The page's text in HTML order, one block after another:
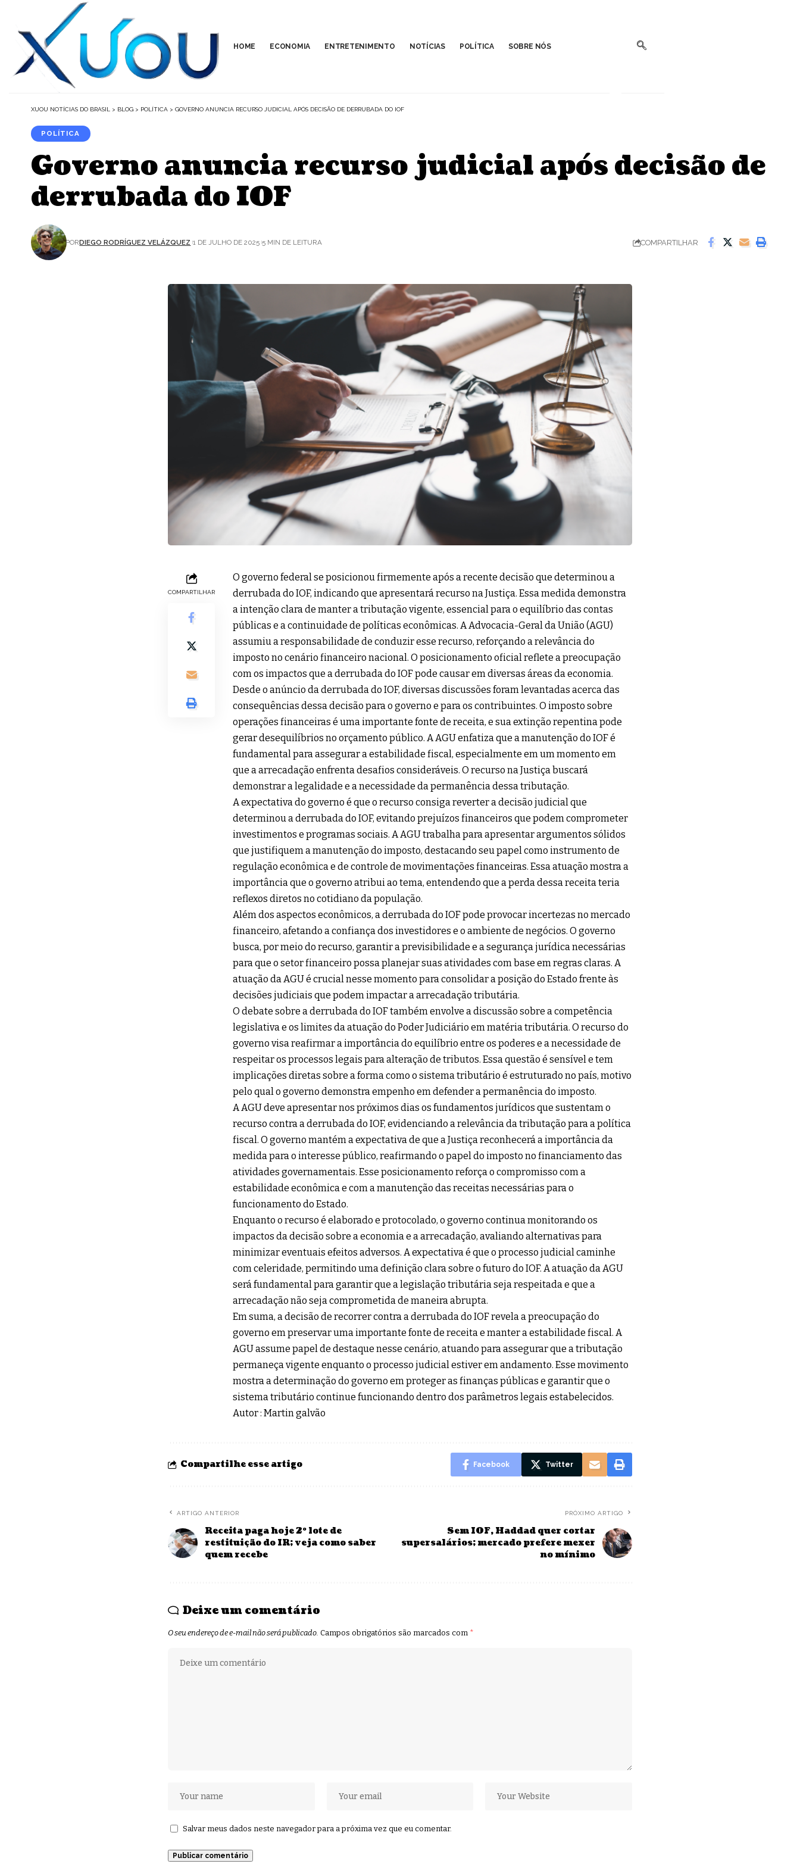
HOME ECONOMIA ENTRETENIMENTO NOTÍCIAS POLÍTICA SOBRE NÓS
XUOU NOTÍCIAS DO BRASIL > BLOG > POLÍTICA > GOVERNO ANUNCIA RECURSO JUDICIAL APÓS DECISÃO DE DERRUBADA DO IOF
POLÍTICA
Governo anuncia recurso judicial após decisão de
derrubada do IOF
PORDIEGO RODRÍGUEZ VELÁZQUEZ 1 DE JULHO DE 2025 5 MIN DE LEITURA COMPARTILHAR
COMPARTILHAR
O governo federal se posicionou firmemente após a recente decisão que determinou a
derrubada do IOF, indicando que apresentará recurso na Justiça. Essa medida demonstra
a intenção clara de manter a tributação vigente, essencial para o equilíbrio das contas
públicas e a continuidade de políticas econômicas. A Advocacia-Geral da União (AGU)
assumiu a responsabilidade de conduzir esse recurso, reforçando a relevância do
imposto no cenário financeiro nacional. O posicionamento oficial reflete a preocupação
com os impactos que a derrubada do IOF pode causar em diversas áreas da economia.
Desde o anúncio da derrubada do IOF, diversas discussões foram levantadas acerca das
consequências dessa decisão para o governo e para os contribuintes. O imposto sobre
operações financeiras é uma importante fonte de receita, e sua extinção repentina pode
gerar desequilíbrios no orçamento público. A AGU enfatiza que a manutenção do IOF é
fundamental para assegurar a estabilidade fiscal, especialmente em um momento em
que a arrecadação enfrenta desafios consideráveis. O recurso na Justiça buscará
demonstrar a legalidade e a necessidade da permanência dessa tributação.
A expectativa do governo é que o recurso consiga reverter a decisão judicial que
determinou a derrubada do IOF, evitando prejuízos financeiros que podem comprometer
investimentos e programas sociais. A AGU trabalha para apresentar argumentos sólidos
que justifiquem a manutenção do imposto, destacando seu papel como instrumento de
regulação econômica e de controle de movimentações financeiras. Essa atuação mostra a
importância que o governo atribui ao tema, entendendo que a perda dessa receita teria
reflexos diretos no cotidiano da população.
Além dos aspectos econômicos, a derrubada do IOF pode provocar incertezas no mercado
financeiro, afetando a confiança dos investidores e o ambiente de negócios. O governo
busca, por meio do recurso, garantir a previsibilidade e a segurança jurídica necessárias
para que o setor financeiro possa planejar suas atividades com base em regras claras. A
atuação da AGU é crucial nesse momento para consolidar a posição do Estado frente às
decisões judiciais que podem impactar a arrecadação tributária.
O debate sobre a derrubada do IOF também envolve a discussão sobre a competência
legislativa e os limites da atuação do Poder Judiciário em matéria tributária. O recurso do
governo visa reafirmar a importância do equilíbrio entre os poderes e a necessidade de
respeitar os processos legais para alteração de tributos. Essa questão é sensível e tem
implicações diretas sobre a forma como o sistema tributário é estruturado no país, motivo
pelo qual o governo demonstra empenho em defender a permanência do imposto.
A AGU deve apresentar nos próximos dias os fundamentos jurídicos que sustentam o
recurso contra a derrubada do IOF, evidenciando a relevância da tributação para a política
fiscal. O governo mantém a expectativa de que a Justiça reconhecerá a importância da
medida para o interesse público, reafirmando o papel do imposto no financiamento das
atividades governamentais. Esse posicionamento reforça o compromisso com a
estabilidade econômica e com a manutenção das receitas necessárias para o
funcionamento do Estado.
Enquanto o recurso é elaborado e protocolado, o governo continua monitorando os
impactos da decisão sobre a economia e a arrecadação, avaliando alternativas para
minimizar eventuais efeitos adversos. A expectativa é que o processo judicial caminhe
com celeridade, permitindo uma definição clara sobre o futuro do IOF. A atuação da AGU
será fundamental para garantir que a legislação tributária seja respeitada e que a
arrecadação não seja comprometida de maneira abrupta.
Em suma, a decisão de recorrer contra a derrubada do IOF revela a preocupação do
governo em preservar uma importante fonte de receita e manter a estabilidade fiscal. A
AGU assume papel de destaque nesse cenário, atuando para assegurar que a tributação
permaneça vigente enquanto o processo judicial estiver em andamento. Esse movimento
mostra a determinação do governo em proteger as finanças públicas e garantir que o
sistema tributário continue funcionando dentro dos parâmetros legais estabelecidos.
Autor : Martin galvão
Compartilhe esse artigo Facebook Twitter
ARTIGO ANTERIOR
Receita paga hoje 2º lote de
restituição do IR; veja como saber
quem recebe
PRÓXIMO ARTIGO
Sem IOF, Haddad quer cortar
supersalários; mercado prefere mexer
no mínimo
Deixe um comentário
O seu endereço de e-mail não será publicado. Campos obrigatórios são marcados com *
Salvar meus dados neste navegador para a próxima vez que eu comentar.